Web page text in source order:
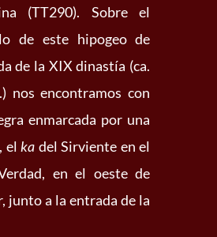
(TT290). Sobre el
de este hipogeo de
de la XIX dinastía (ca.
nos encontramos con
enmarcada por una
elka del Sirviente en el
en el oeste de
junto a la entrada de la